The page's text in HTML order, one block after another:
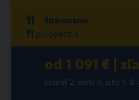
Stravovanie
polopenzia
od 1 091 € |
dospelí 2, dieťa 0, izby 1, Ø